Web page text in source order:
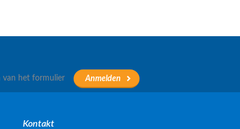
van het formulier
Kontakt